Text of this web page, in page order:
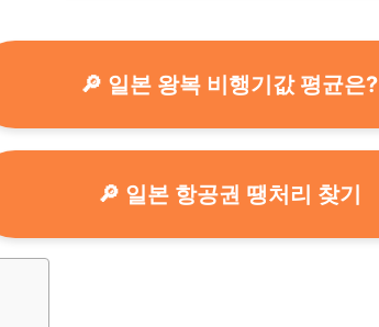
🔎 일본 왕복 비행기값 평균은?
🔎 일본 항공권 땡처리 찾기